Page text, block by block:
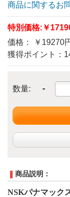
商品に関するお
特別価格: ￥
価格： ￥19270
獲得ポイント：
数量: -
商品説明：
NSKパナマック